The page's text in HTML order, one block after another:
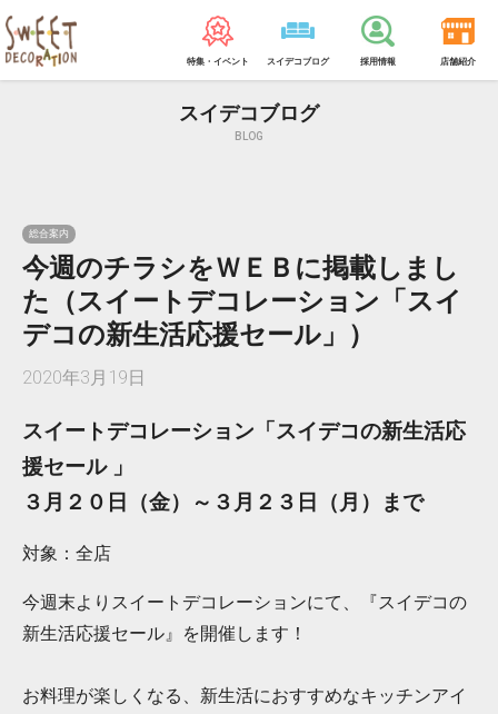
特集・イベント スイデコブログ 採用情報 店舗紹介
スイデコブログ
BLOG
総合案内
今週のチラシをＷＥＢに掲載しまし
た（スイートデコレーション「スイ
デコの新生活応援セール」）
2020年3月19日
スイートデコレーション「スイデコの新生活応
援セール 」
３月２０日（金）～３月２３日（月）まで
対象：全店
今週末よりスイートデコレーションにて、『スイデコの
新生活応援セール』を開催します！
お料理が楽しくなる、新生活におすすめなキッチンアイ